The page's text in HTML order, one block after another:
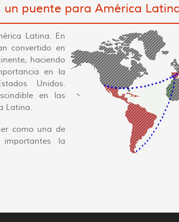
un puente para América
Latina. En
convertido en
haciendo
en la
Unidos.
en las
Latina.
como una de
la